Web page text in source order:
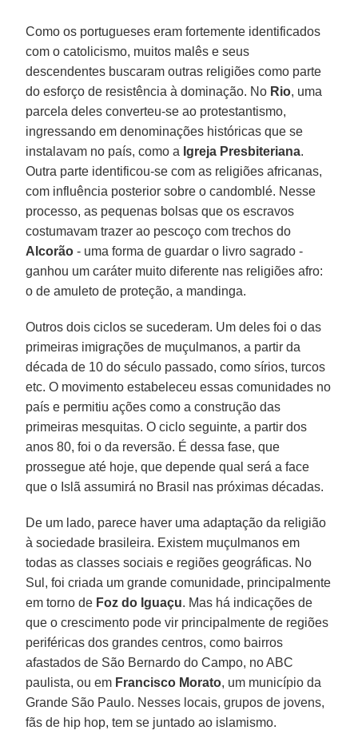
Como os portugueses eram fortemente identificados
com o catolicismo, muitos malês e seus
descendentes buscaram outras religiões como parte
do esforço de resistência à dominação. No Rio, uma
parcela deles converteu-se ao protestantismo,
ingressando em denominações históricas que se
instalavam no país, como a Igreja Presbiteriana.
Outra parte identificou-se com as religiões africanas,
com influência posterior sobre o candomblé. Nesse
processo, as pequenas bolsas que os escravos
costumavam trazer ao pescoço com trechos do
Alcorão - uma forma de guardar o livro sagrado -
ganhou um caráter muito diferente nas religiões afro:
o de amuleto de proteção, a mandinga.
Outros dois ciclos se sucederam. Um deles foi o das
primeiras imigrações de muçulmanos, a partir da
década de 10 do século passado, como sírios, turcos
etc. O movimento estabeleceu essas comunidades no
país e permitiu ações como a construção das
primeiras mesquitas. O ciclo seguinte, a partir dos
anos 80, foi o da reversão. É dessa fase, que
prossegue até hoje, que depende qual será a face
que o Islã assumirá no Brasil nas próximas décadas.
De um lado, parece haver uma adaptação da religião
à sociedade brasileira. Existem muçulmanos em
todas as classes sociais e regiões geográficas. No
Sul, foi criada um grande comunidade, principalmente
em torno de Foz do Iguaçu. Mas há indicações de
que o crescimento pode vir principalmente de regiões
periféricas dos grandes centros, como bairros
afastados de São Bernardo do Campo, no ABC
paulista, ou em Francisco Morato, um município da
Grande São Paulo. Nesses locais, grupos de jovens,
fãs de hip hop, tem se juntado ao islamismo.